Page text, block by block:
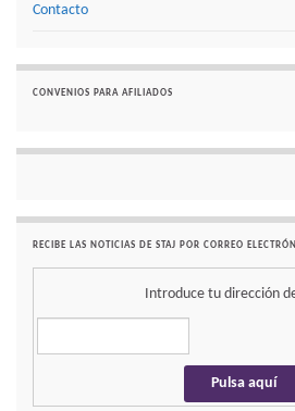
Contacto
CONVENIOS PARA AFILIADOS
RECIBE LAS NOTICIAS DE STAJ POR CORREO
Introduce tu dirección